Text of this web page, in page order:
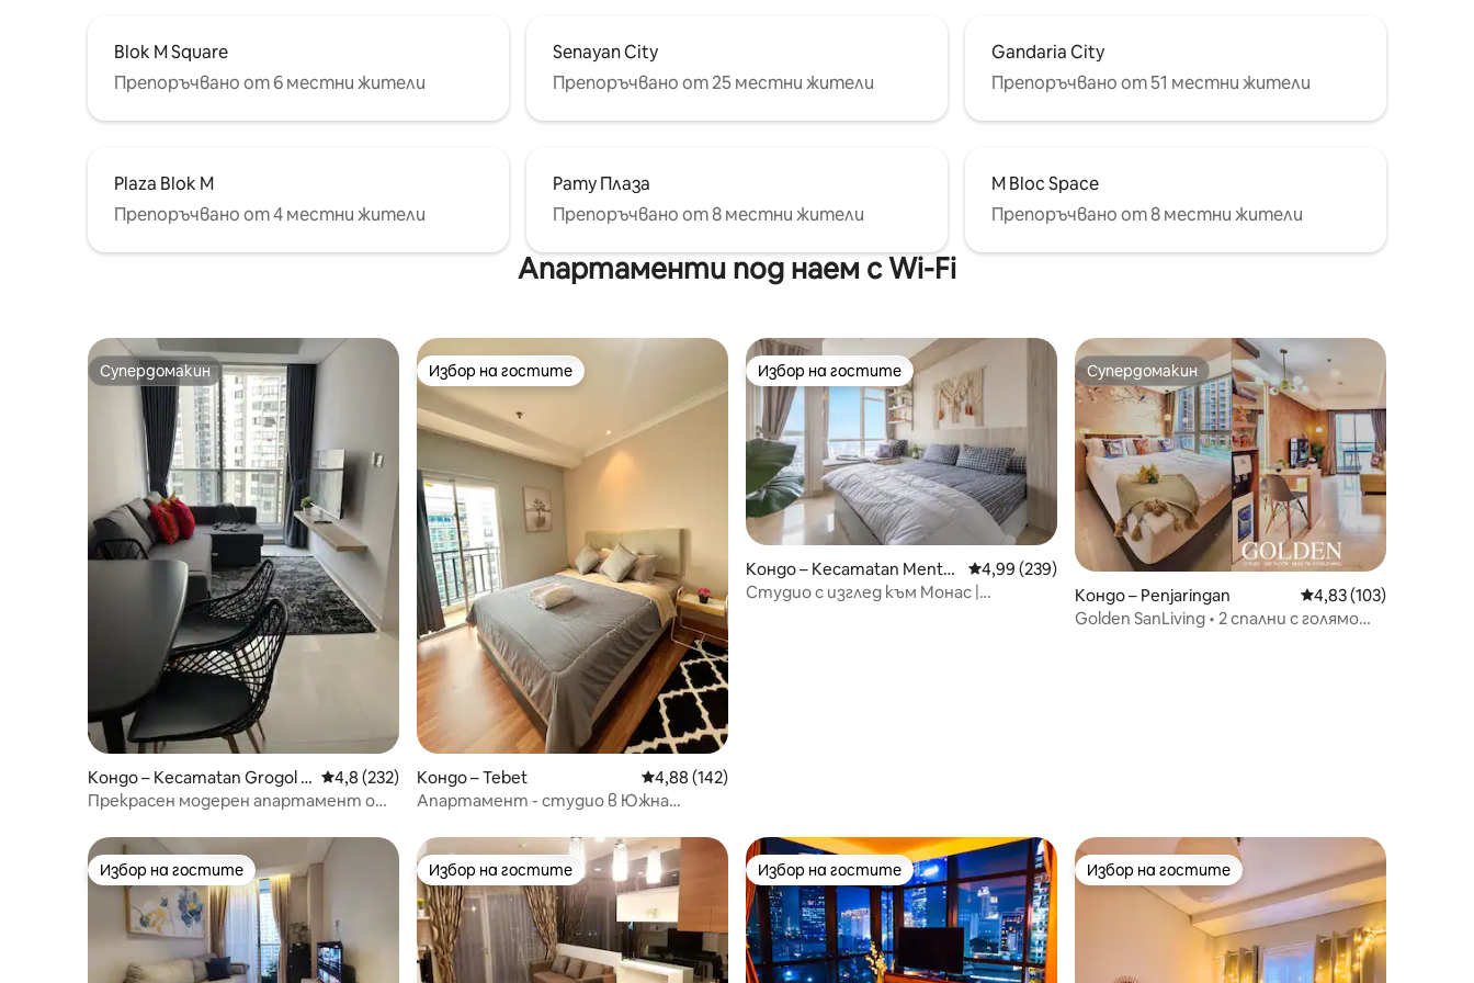
Blok M Square
Препоръчвано от 6 местни жители
Senayan City
Препоръчвано от 25 местни жители
Gandaria City
Препоръчвано от 51 местни жители
Plaza Blok M
Препоръчвано от 4 местни жители
Рату Плаза
Препоръчвано от 8 местни жители
M Bloc Space
Препоръчвано от 8 местни жители
Апартаменти под наем с Wi-Fi
Супердомакин
Супердомакин
Кондо – Kecamatan Grogol p
etamburan
Средна оценка: 4,8 от 5, 232 отзива
4,8 (232)
Прекрасен модерен апартамент от
телевизор, Netflix, за 7 души
Избор на гостите
Избор на гостите
Кондо – Tebet Средна оценка: 4,88 от 5, 142 отзива
4,88 (142)
Апартамент - студио в Южна
Избор на гостите
Избор на гостите
Кондо – Kecamatan Mente
ng
Средна оценка: 4,99 от 5, 239 отзива
4,99 (239)
Студио с изглед към Монас |
Супердомакин
Супердомакин
Кондо – Penjaringan Средна оценка: 4,83
4,83 (103)
Golden SanLiving • 2 спални с голямо
Избор на гостите
Избор на гостите Избор на гостите
Избор на гостите Избор на гостите
Избор на гостите Избор на гостите
Избор на гостите